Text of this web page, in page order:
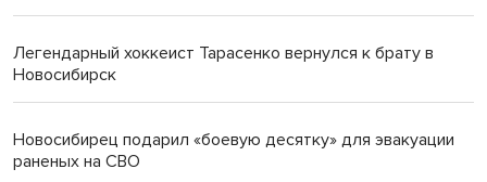
Легендарный хоккеист Тарасенко вернулся к брату в
Новосибирск
Новосибирец подарил «боевую десятку» для эвакуации
раненых на СВО